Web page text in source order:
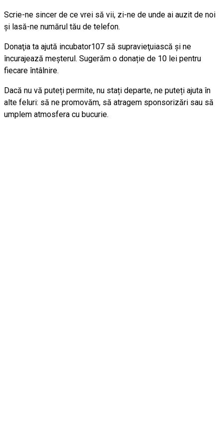
Scrie-ne sincer de ce vrei să vii, zi-ne de unde ai auzit de noi
și lasă-ne numărul tău de telefon.
Donaţia ta ajută incubator107 să supravieţuiască și ne
încurajează meşterul. Sugerăm o donație de 10 lei pentru
fiecare întâlnire.
Dacă nu vă puteți permite, nu stați departe, ne puteți ajuta în
alte feluri: să ne promovăm, să atragem sponsorizări sau să
umplem atmosfera cu bucurie.